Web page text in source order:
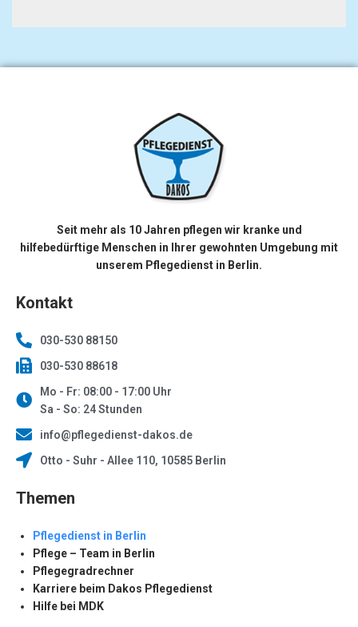
Seit mehr als 10 Jahren pflegen wir kranke und
hilfebedürftige Menschen in Ihrer gewohnten Umgebung mit
unserem Pflegedienst in Berlin.
Kontakt
030-530 88150
030-530 88618
Mo - Fr: 08:00 - 17:00 Uhr
Sa - So: 24 Stunden
info@pflegedienst-dakos.de
Otto - Suhr - Allee 110, 10585 Berlin
Themen
Pflegedienst in Berlin
Pflege – Team in Berlin
Pflegegradrechner
Karriere beim Dakos Pflegedienst
Hilfe bei MDK